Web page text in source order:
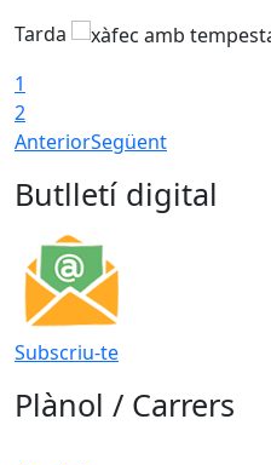
Tarda
1
2
AnteriorSegüent
Butlletí digital
Subscriu-te
Plànol / Carrers